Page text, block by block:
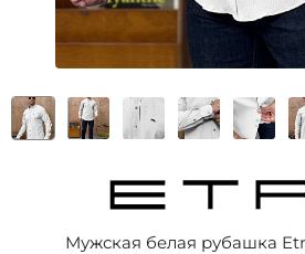
Мужская белая рубашка